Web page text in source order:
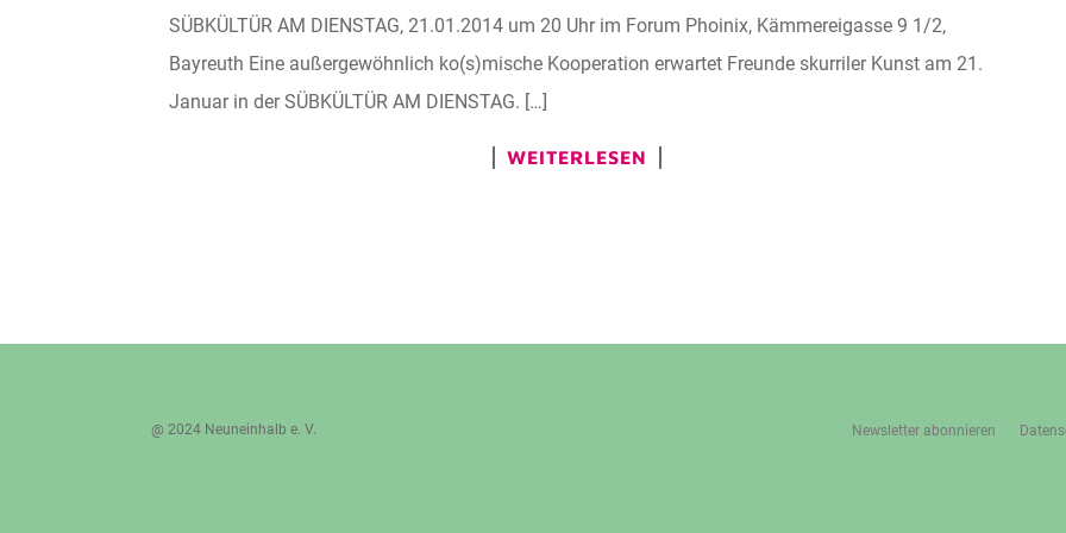
SÜBKÜLTÜR AM DIENSTAG, 21.01.2014 um 20 Uhr im Forum Phoinix, Kämmereigasse 9 1/2,
Bayreuth Eine außergewöhnlich ko(s)mische Kooperation erwartet Freunde skurriler Kunst am 21.
Januar in der SÜBKÜLTÜR AM DIENSTAG. […]
WEITERLESEN
@ 2024 Neuneinhalb e. V. Newsletter abonnieren